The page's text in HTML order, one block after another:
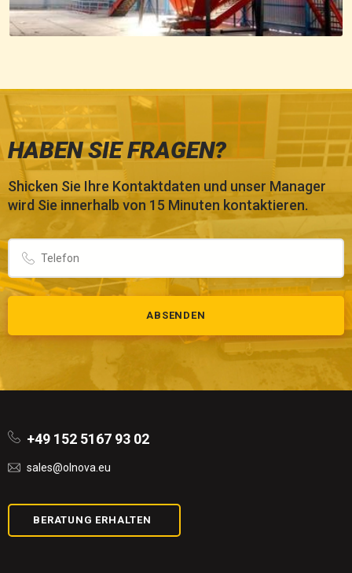
HABEN SIE FRAGEN?
Shicken Sie Ihre Kontaktdaten und unser Manager
wird Sie innerhalb von 15 Minuten kontaktieren.
ABSENDEN
+49 152 5167 93 02
sales@olnova.eu
BERATUNG ERHALTEN